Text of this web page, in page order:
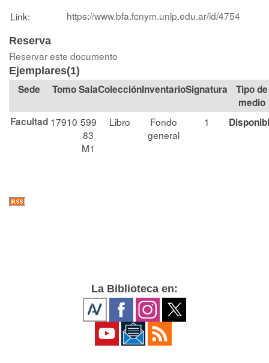
Link:
https://www.bfa.fcnym.unlp.edu.ar/id/4754
Reserva
Reservar este documento
Ejemplares(1)
Tomo SalaColección Signatura
Tipo de
medio
Facultad 17910 599
83
M1
Libro
Fondo
general
1
La Biblioteca en: